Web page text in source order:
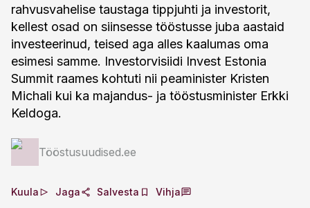
rahvusvahelise taustaga tippjuhti ja investorit,
kellest osad on siinsesse tööstusse juba aastaid
investeerinud, teised aga alles kaalumas oma
esimesi samme. Investorvisiidi Invest Estonia
Summit raames kohtuti nii peaminister Kristen
Michali kui ka majandus- ja tööstusminister Erkki
Keldoga.
Tööstusuudised.ee
Kuula Jaga Salvesta Vihja